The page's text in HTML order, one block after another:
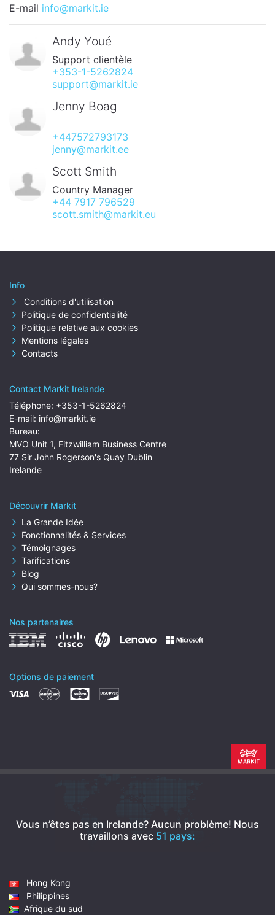
E-mail info@markit.ie
Andy Youé
Support clientèle
+353-1-5262824
support@markit.ie
Jenny Boag
+447572793173
jenny@markit.ee
Scott Smith
Country Manager
+44 7917 796529
scott.smith@markit.eu
Info
Conditions d'utilisation
Politique de confidentialité
Politique relative aux cookies
Mentions légales
Contacts
Contact Markit Irelande
Téléphone: +353-1-5262824
E-mail: info@markit.ie
Bureau:
MVO Unit 1, Fitzwilliam Business Centre
77 Sir John Rogerson's Quay Dublin
Irelande
Découvrir Markit
La Grande Idée
Fonctionnalités & Services
Témoignages
Tarifications
Blog
Qui sommes-nous?
Nos partenaires
Options de paiement
Vous n’êtes pas en Irelande? Aucun problème! Nous
travaillons avec 51 pays:
Hong Kong
Philippines
Afrique du sud